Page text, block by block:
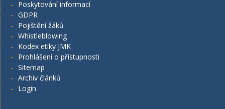
Poskytování informací
GDPR
Pojištění žáků
Whistleblowing
Kodex etiky JMK
Prohlášení o přístupnosti
Sitemap
Archiv článků
Login